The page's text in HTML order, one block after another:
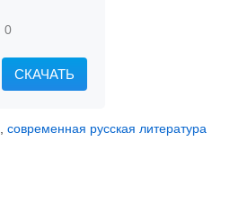
0
СКАЧАТЬ
современная русская литература